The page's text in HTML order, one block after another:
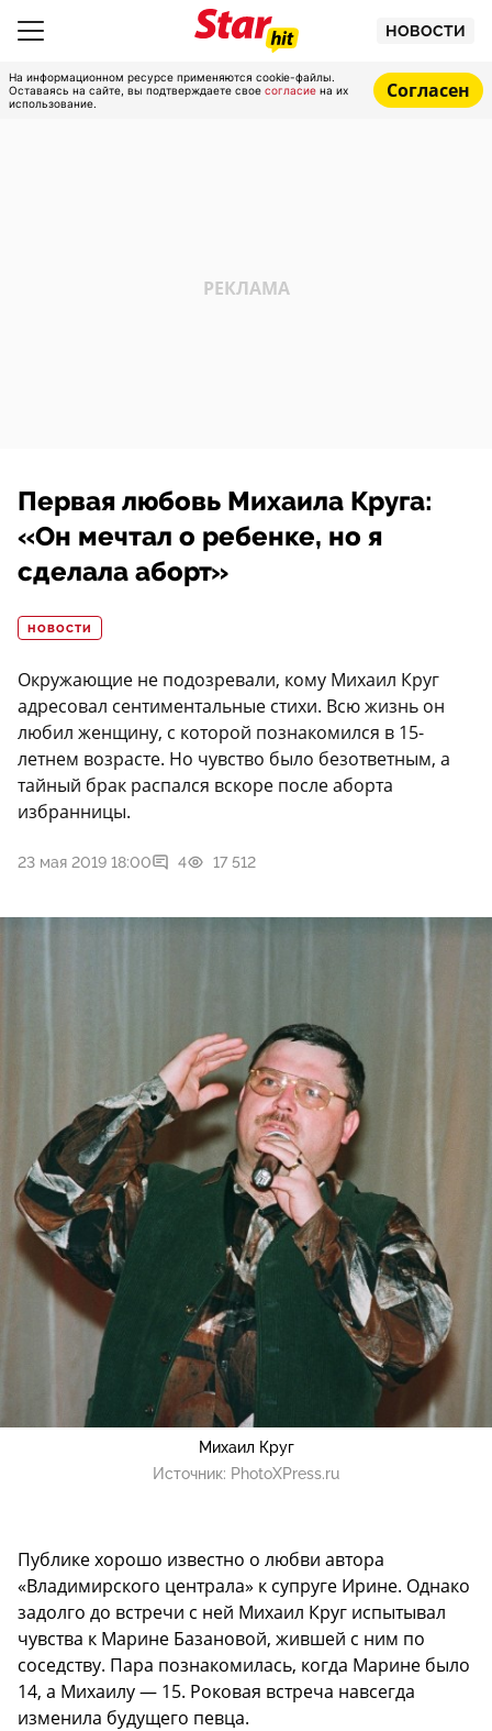
НОВОСТИ
На информационном ресурсе применяются cookie-файлы.
Оставаясь на сайте, вы подтверждаете свое согласие на их
использование.
Согласен
Первая любовь Михаила Круга:
«Он мечтал о ребенке, но я
сделала аборт»
НОВОСТИ
Окружающие не подозревали, кому Михаил Круг
адресовал сентиментальные стихи. Всю жизнь он
любил женщину, с которой познакомился в 15-
летнем возрасте. Но чувство было безответным, а
тайный брак распался вскоре после аборта
избранницы.
23 мая 2019 18:00 4 17 512
Михаил Круг
Источник: PhotoXPress.ru
Публике хорошо известно о любви автора
«Владимирского централа» к супруге Ирине. Однако
задолго до встречи с ней Михаил Круг испытывал
чувства к Марине Базановой, жившей с ним по
соседству. Пара познакомилась, когда Марине было
14, а Михаилу — 15. Роковая встреча навсегда
изменила будущего певца.